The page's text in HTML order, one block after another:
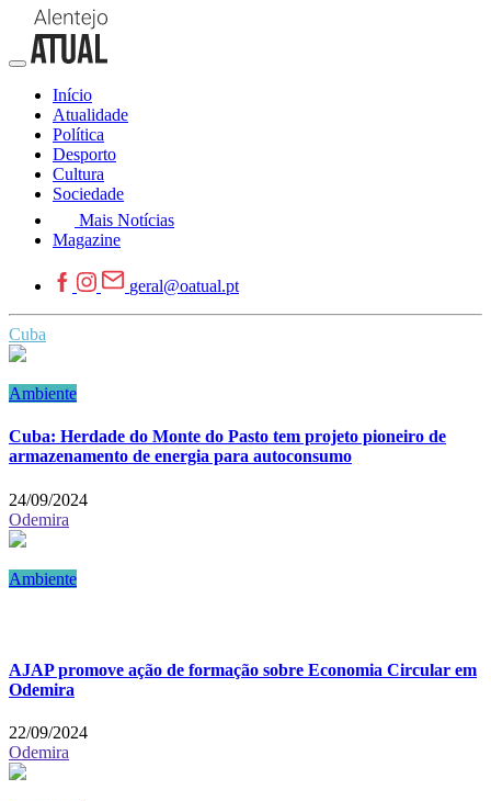
Início
Atualidade
Política
Desporto
Cultura
Sociedade
Mais Notícias
Magazine
geral@oatual.pt
Cuba
Ambiente
Cuba: Herdade do Monte do Pasto tem projeto pioneiro de
armazenamento de energia para autoconsumo
24/09/2024
Odemira
Ambiente
AJAP promove ação de formação sobre Economia Circular em
Odemira
22/09/2024
Odemira